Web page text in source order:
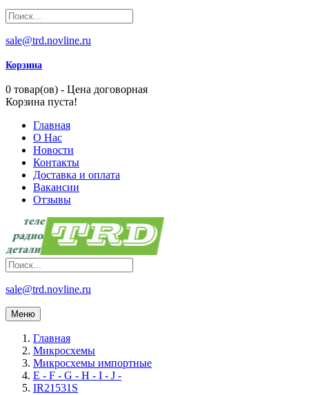
sale@trd.novline.ru
Корзина
0 товар(ов) - Цена договорная
Корзина пуста!
Главная
О Нас
Новости
Контакты
Доставка и оплата
Вакансии
Отзывы
sale@trd.novline.ru
Меню
Главная
Микросхемы
Микросхемы импортные
E - F - G - H - I - J -
IR21531S